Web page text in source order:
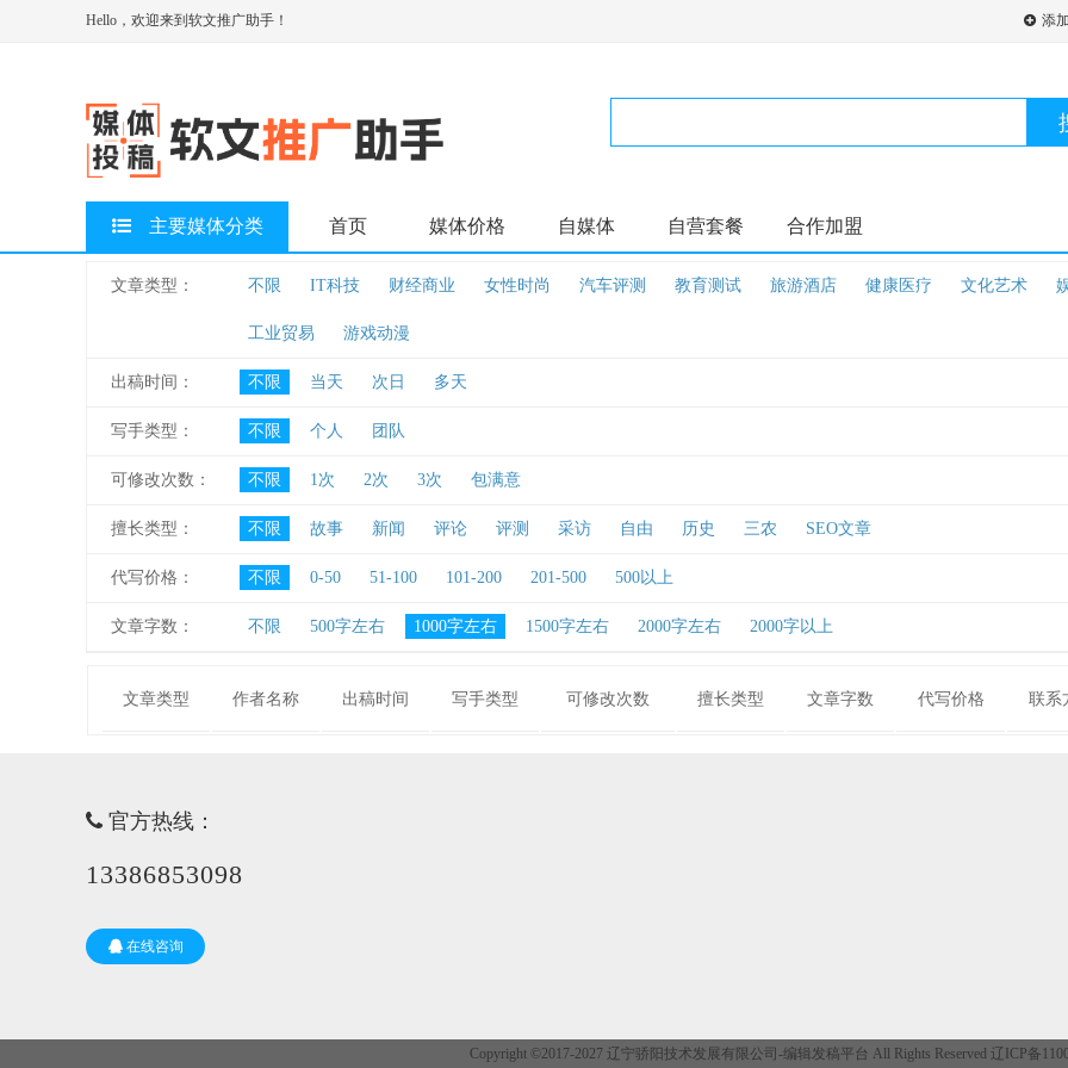
Hello，欢迎来到软文推广助手！ 添
主要媒体分类 首页 媒体价格 自媒体 自营套餐 合作加盟
文章类型： 不限 IT科技 财经商业 女性时尚 汽车评测 教育测试 旅游酒店 健康医疗 文化艺术
工业贸易 游戏动漫
出稿时间： 不限 当天 次日 多天
写手类型： 不限 个人 团队
可修改次数： 不限 1次 2次 3次 包满意
擅长类型： 不限 故事 新闻 评论 评测 采访 自由 历史 三农 SEO文章
代写价格： 不限 0-50 51-100 101-200 201-500 500以上
文章字数： 不限 500字左右 1000字左右 1500字左右 2000字左右 2000字以上
文章类型 作者名称 出稿时间 写手类型 可修改次数 擅长类型 文章字数 代写价格 联系
官方热线：
13386853098
在线咨询
Copyright ©2017-2027 辽宁骄阳技术发展有限公司-编辑发稿平台 All Rights Reserved 辽ICP备